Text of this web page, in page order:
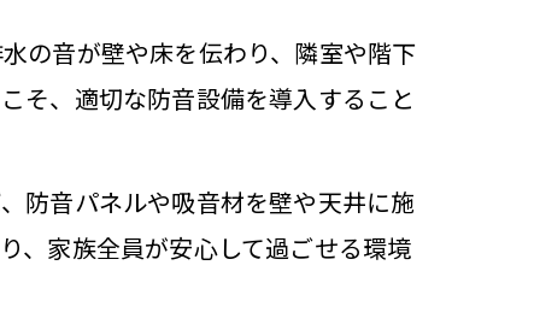
の音が壁や床を伝わり、隣室や階下
そ、適切な防音設備を導入すること
防音パネルや吸音材を壁や天井に施
、家族全員が安心して過ごせる環境